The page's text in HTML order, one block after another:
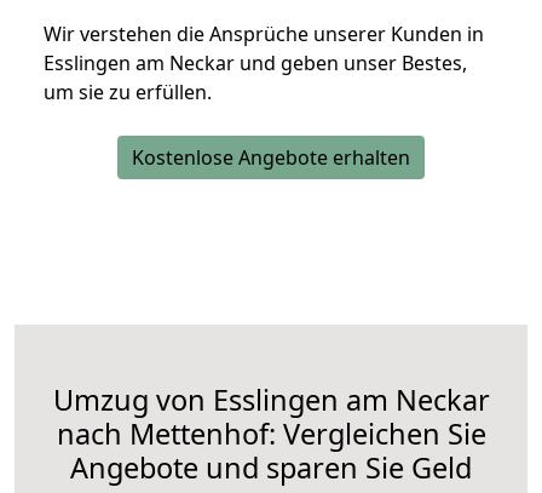
Wir verstehen die Ansprüche unserer Kunden in
Esslingen am Neckar und geben unser Bestes,
um sie zu erfüllen.
Kostenlose Angebote erhalten
Umzug von Esslingen am Neckar
nach Mettenhof: Vergleichen Sie
Angebote und sparen Sie Geld